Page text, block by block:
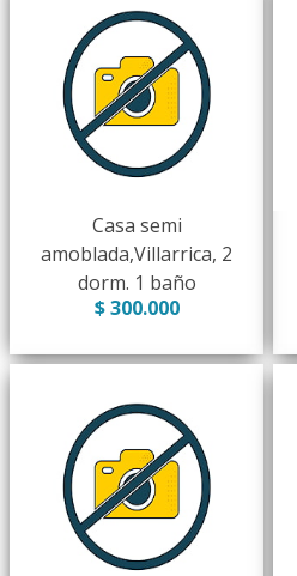
Casa semi
amoblada,Villarrica, 2
dorm. 1 baño
$ 300.000